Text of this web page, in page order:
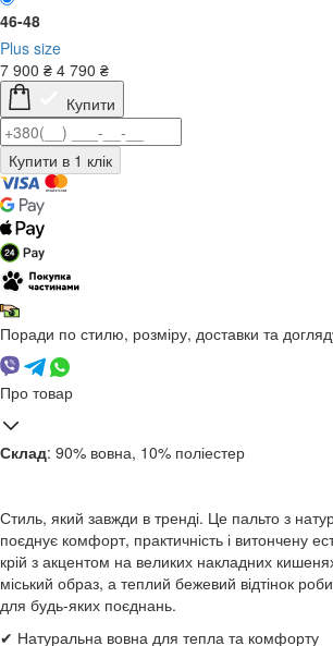
46-48
Plus size
7 900 ₴ 4 790 ₴
Купити
Поради по стилю, розміру, доставки та
Про товар
Склад: 90% вовна, 10% поліестер
Стиль, який завжди в тренді. Це пальто з
поєднує комфорт, практичність і витончену
крій з акцентом на великих накладних
міський образ, а теплий бежевий відтінок
для будь-яких поєднань.
✔ Натуральна вовна для тепла та комфорту